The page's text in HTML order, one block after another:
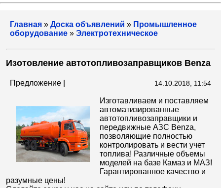
Главная » Доска объявлений » Промышленное
оборудование » Электротехническое
Изотовление автотопливозаправщиков Benza
Предложение | 14.10.2018, 11:54
Изготавливаем и поставляем
автоматизированные
автотопливозаправщики и
передвижные АЗС Benza,
позволяющие полностью
контролировать и вести учет
топлива! Различные объемы
моделей на базе Камаз и МАЗ!
Гарантированное качество и
разумные цены!